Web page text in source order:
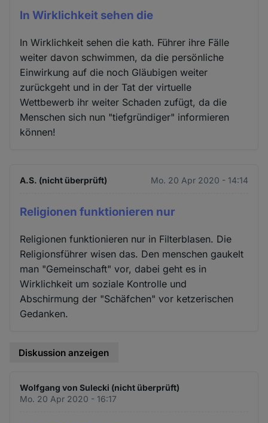
In Wirklichkeit sehen die
In Wirklichkeit sehen die kath. Führer ihre Fälle
weiter davon schwimmen, da die persönliche
Einwirkung auf die noch Gläubigen weiter
zurückgeht und in der Tat der virtuelle
Wettbewerb ihr weiter Schaden zufügt, da die
Menschen sich nun "tiefgründiger" informieren
können!
A.S. (nicht überprüft) Mo. 20 Apr 2020 - 14:14
Religionen funktionieren nur
Religionen funktionieren nur in Filterblasen. Die
Religionsführer wisen das. Den menschen gaukelt
man "Gemeinschaft" vor, dabei geht es in
Wirklichkeit um soziale Kontrolle und
Abschirmung der "Schäfchen" vor ketzerischen
Gedanken.
Diskussion anzeigen
Wolfgang von Sulecki (nicht überprüft)
Mo. 20 Apr 2020 - 16:17